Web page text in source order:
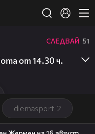
diemasport_2
СЛЕДВАЙ 51
от 14.30 ч.